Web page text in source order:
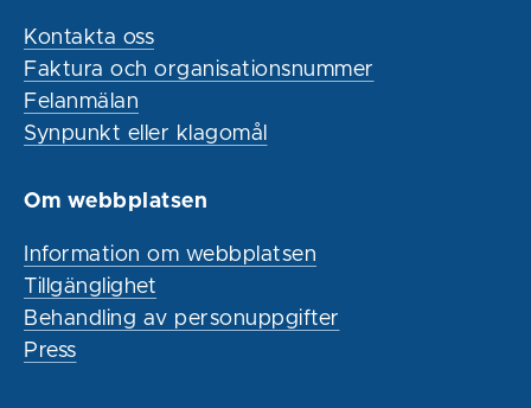
Kontakta oss
Faktura och organisationsnummer
Felanmälan
Synpunkt eller klagomål
Om webbplatsen
Information om webbplatsen
Tillgänglighet
Behandling av personuppgifter
Press